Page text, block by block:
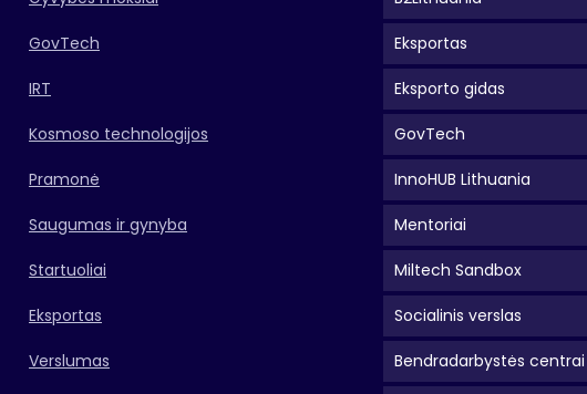
Pastaba: tam
GovTech
IRT
Kosmoso technologijos
Pramonė
Saugumas ir gynyba
Startuoliai
Eksportas
Verslumas
Eksportas
Eksporto gidas
GovTech
InnoHUB Lithuania
Mentoriai
Miltech Sandbox
Socialinis verslas
Bendradarbystės centrai